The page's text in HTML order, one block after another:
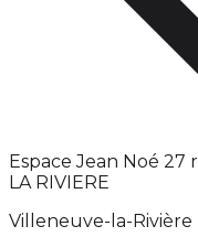
Espace Jean Noé 27
LA RIVIERE
Villeneuve-la-Rivière